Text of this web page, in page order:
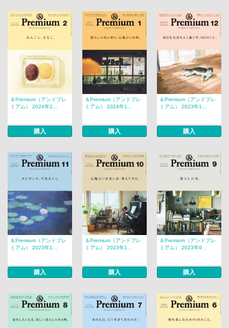
＆Premium（アンドプレ
ミアム） 2024年2...
購入
＆Premium（アンドプレ
ミアム） 2024年1...
購入
＆Premium（アンドプレ
ミアム） 2023年1...
購入
＆Premium（アンドプレ
ミアム） 2023年1...
購入
＆Premium（アンドプレ
ミアム） 2023年1...
購入
＆Premium（アンドプレ
ミアム） 2023年9...
購入